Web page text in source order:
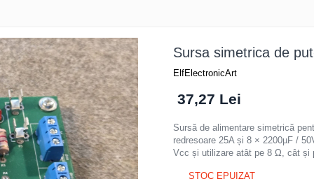
Sursa simetrica de
ElfElectronicArt
37,27 Lei
Sursă de alimentare simetrică
redresoare 25A și 8 × 2200µF /
Vcc și utilizare atât pe 8 Ω, cât și
STOC EPUIZAT